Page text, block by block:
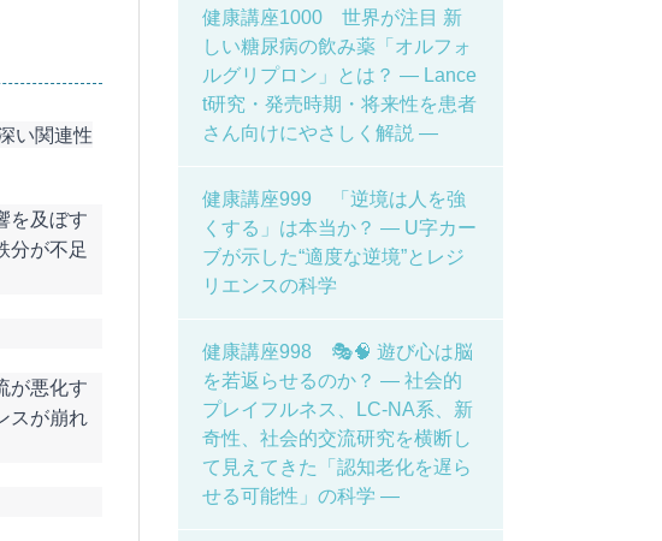
い関連性
を及ぼす
分が不足
が悪化す
スが崩れ
健康講座1000 世界が注目 新
しい糖尿病の飲み薬「オルフォ
ルグリプロン」とは？ ― Lance
t研究・発売時期・将来性を患者
さん向けにやさしく解説 ―
健康講座999 「逆境は人を強
くする」は本当か？ ― U字カー
ブが示した“適度な逆境”とレジ
リエンスの科学
健康講座998 🎭🧠 遊び心は脳
を若返らせるのか？ ― 社会的
プレイフルネス、LC-NA系、新
奇性、社会的交流研究を横断し
て見えてきた「認知老化を遅ら
せる可能性」の科学 ―